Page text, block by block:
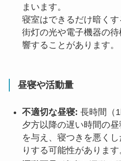
まいます。
寝室はできるだけ暗くす
街灯の光や電子機器の
響することがあります。
昼寝や活動量
不適切な昼寝: 長時間（
夕方以降の遅い時間の
を与え、寝つきを悪く
りする可能性があります